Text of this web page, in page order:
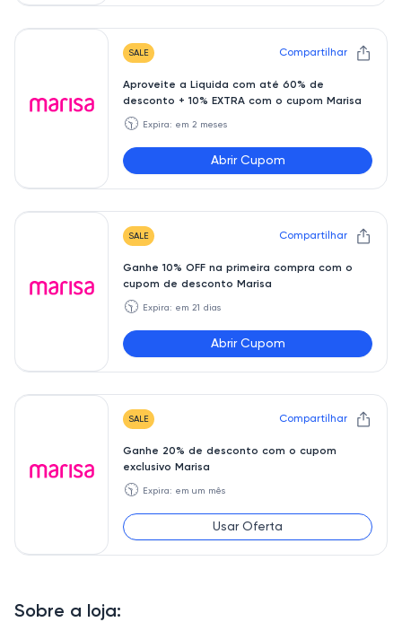
Sobre a loja:
SALE Compartilhar
Aproveite a Liquida com até 60% de
desconto + 10% EXTRA com o cupom Marisa
🕥 Expira: em 2 meses
Abrir Cupom
LIQUIDA10
SALE Compartilhar
Ganhe 10% OFF na primeira compra com o
cupom de desconto Marisa
🕥 Expira: em 21 dias
Abrir Cupom
APP10
SALE Compartilhar
Ganhe 20% de desconto com o cupom
exclusivo Marisa
🕥 Expira: em um mês
Usar Oferta